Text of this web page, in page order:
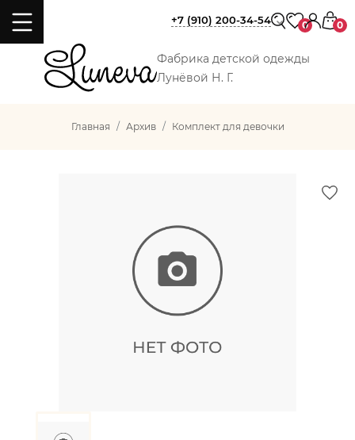
Фабрика детской одежды
Лунёвой Н. Г.
+7 (910) 200-34-54 0 0
Главная Архив Комплект для девочки